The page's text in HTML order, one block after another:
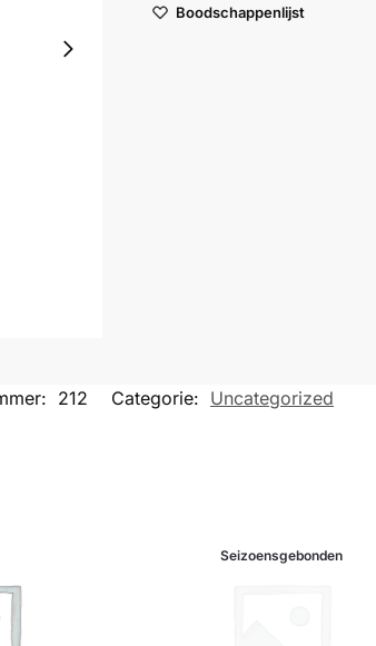
Boodschappenlijst
212 Categorie: Uncategorized
Seizoensgebonden